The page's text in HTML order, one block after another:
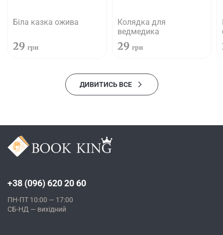
Біла казка ожива
29 грн
Колядка для
ведмедика
29 грн
ДИВИТИСЬ ВСЕ
+38 (096) 620 20 60
ПН-ПТ 10:00 — 17:00
СБ-НД — вихідний